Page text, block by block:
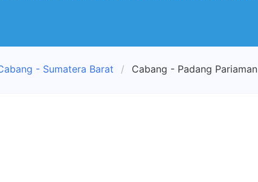
- Sumatera Barat Cabang - Padang Pariaman